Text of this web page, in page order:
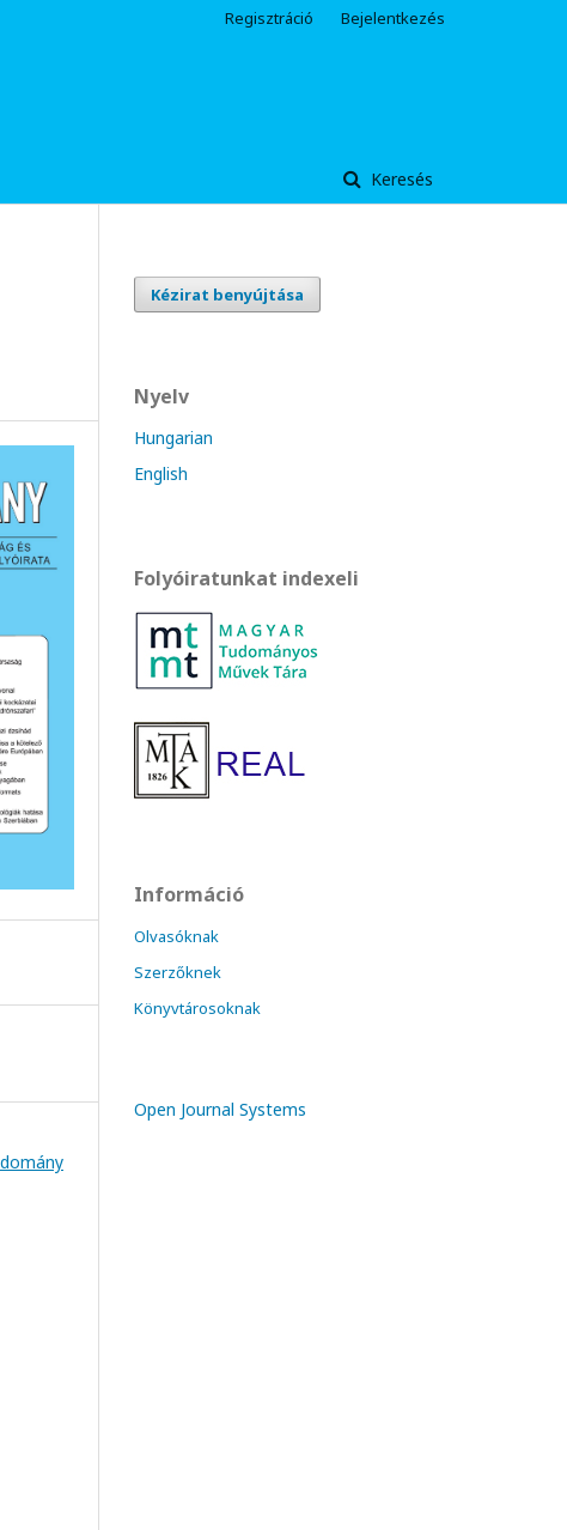
Keresés
Regisztráció Bejelentkezés
Kézirat benyújtása
Nyelv
Hungarian
English
Folyóiratunkat indexeli
Információ
Olvasóknak
Szerzőknek
Könyvtárosoknak
Open Journal Systems